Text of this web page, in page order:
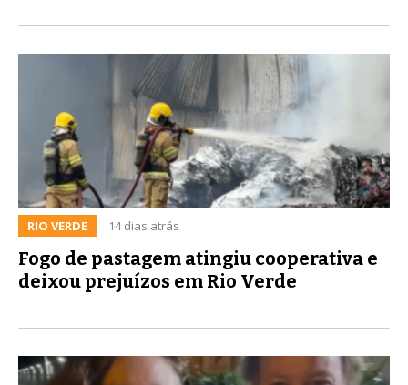
RIO VERDE 14 dias atrás
Fogo de pastagem atingiu cooperativa e
deixou prejuízos em Rio Verde